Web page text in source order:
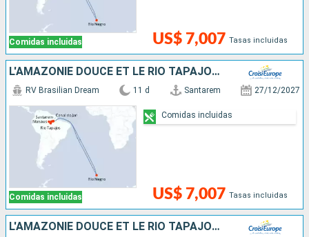
Comidas incluidas US$ 7,007 Tasas incluidas
L'AMAZONIE DOUCE ET LE RIO TAPAJOS - CROISIÈRE ENVOUTANTE ET INTIMISTE VERS LES PLUS BELLES PLAGES DE L'AMAZONE
Comidas incluidas
RV Brasilian Dream 11 d Santarem 27/12/2027
US$ 7,007 Tasas incluidas
Comidas incluidas
L'AMAZONIE DOUCE ET LE RIO TAPAJOS - CROISIÈRE ENVOUTANTE ET INTIMISTE VERS LES PLUS BELLES PLAGES DE L'AMAZONE - ET SÉJOUR D'EXCEPTION AUX CHUTES D'IGUAÇU